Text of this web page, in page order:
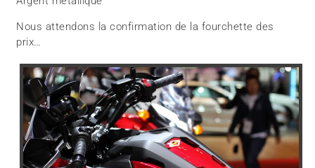
Nous attendons la confirmation de la fourchette des
prix…